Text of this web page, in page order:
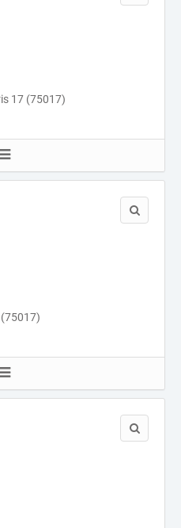
17 (75017)